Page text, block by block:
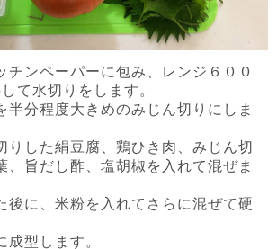
ンペーパーに包み、レンジ６００
て水切りをします。
分程度大きめのみじん切りにしま
した絹豆腐、鶏ひき肉、みじん切
、旨だし酢、塩胡椒を入れて混ぜま
に、米粉を入れてさらに混ぜて硬
型します。